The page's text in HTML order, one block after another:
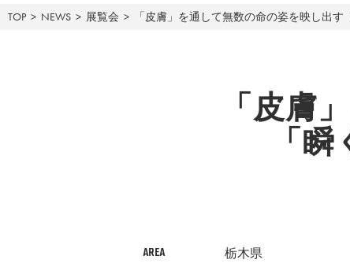
TOP NEWS 展覧会 「皮膚」を通して無数の命の姿を映し出
「皮膚
「
AREA 栃木県